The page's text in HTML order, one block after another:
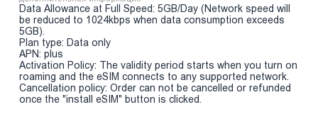
Data Allowance at Full Speed: 5GB/Day (Network speed will
be reduced to 1024kbps when data consumption exceeds
5GB).
Plan type: Data only
APN: plus
Activation Policy: The validity period starts when you turn on
roaming and the eSIM connects to any supported network.
Cancellation policy: Order can not be cancelled or refunded
once the "install eSIM" button is clicked.